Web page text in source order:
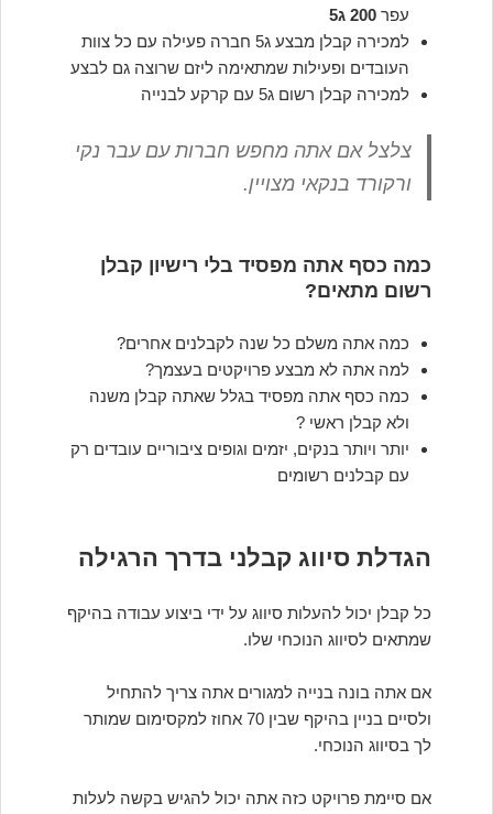
עפר200 ג5
למכירה קבלן מבצע ג5 חברה פעילה עם כל צוות
העובדים ופעילות שמתאימה ליזם שרוצה גם לבצע
למכירה קבלן רשום ג5 עם קרקע לבנייה
צלצל אם אתה מחפש חברות עם עבר נקי
ורקורד בנקאי מצויין.
כמה כסף אתה מפסיד בלי רישיון קבלן
רשום מתאים?
כמה אתה משלם כל שנה לקבלנים אחרים?
למה אתה לא מבצע פרויקטים בעצמך?
כמה כסף אתה מפסיד בגלל שאתה קבלן משנה
ולא קבלן ראשי ?
יותר ויותר בנקים, יזמים וגופים ציבוריים עובדים רק
עם קבלנים רשומים
הגדלת סיווג קבלני בדרך הרגילה
כל קבלן יכול להעלות סיווג על ידי ביצוע עבודה בהיקף
שמתאים לסיווג הנוכחי שלו.
אם אתה בונה בנייה למגורים אתה צריך להתחיל
ולסיים בניין בהיקף שבין 70 אחוז למקסימום שמותר
לך בסיווג הנוכחי.
אם סיימת פרויקט כזה אתה יכול להגיש בקשה לעלות